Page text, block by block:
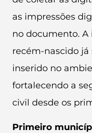
as impressões
no documento.
recém-nascido
inserido no
fortalecendo a
civil desde os
Primeiro